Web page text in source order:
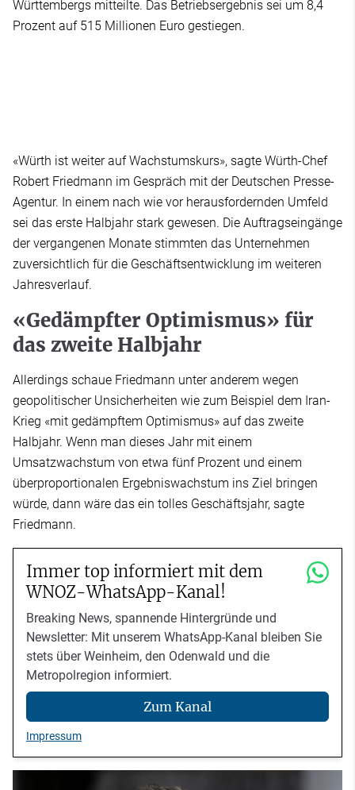
Württembergs mitteilte. Das Betriebsergebnis sei um 8,4
Prozent auf 515 Millionen Euro gestiegen.
«Würth ist weiter auf Wachstumskurs», sagte Würth-Chef
Robert Friedmann im Gespräch mit der Deutschen Presse-
Agentur. In einem nach wie vor herausfordernden Umfeld
sei das erste Halbjahr stark gewesen. Die Auftragseingänge
der vergangenen Monate stimmten das Unternehmen
zuversichtlich für die Geschäftsentwicklung im weiteren
Jahresverlauf.
«Gedämpfter Optimismus» für
das zweite Halbjahr
Allerdings schaue Friedmann unter anderem wegen
geopolitischer Unsicherheiten wie zum Beispiel dem Iran-
Krieg «mit gedämpftem Optimismus» auf das zweite
Halbjahr. Wenn man dieses Jahr mit einem
Umsatzwachstum von etwa fünf Prozent und einem
überproportionalen Ergebniswachstum ins Ziel bringen
würde, dann wäre das ein tolles Geschäftsjahr, sagte
Friedmann.
Immer top informiert mit dem
WNOZ-WhatsApp-Kanal!
Breaking News, spannende Hintergründe und
Newsletter: Mit unserem WhatsApp-Kanal bleiben Sie
stets über Weinheim, den Odenwald und die
Metropolregion informiert.
Zum Kanal
Impressum